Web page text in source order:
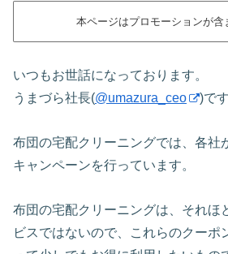
本ページはプロモーションが含
いつもお世話になっております。
うまづら社長(@umazura_ceo )です
布団の宅配クリーニングでは、各社
キャンペーンを行っています。
布団の宅配クリーニングは、それほ
ビスではないので、これらのクーポ